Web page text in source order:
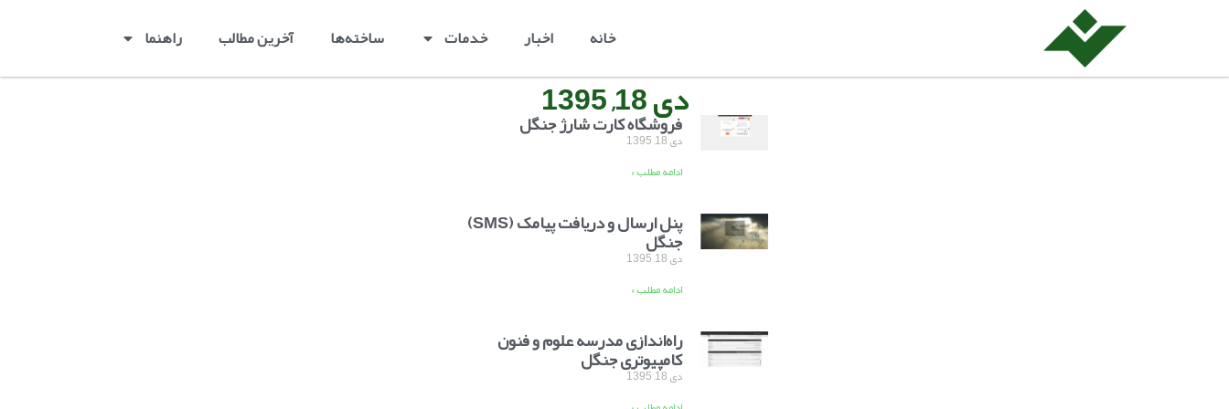
خانه اخبار خدمات ساخته‌ها آخرین مطالب راهنما
دی 18, 1395
فروشگاه کارت شارژ جنگل
دی 18, 1395
ادامه مطلب »
پنل ارسال و دریافت پیامک (SMS)
جنگل
دی 18, 1395
ادامه مطلب »
راه‌اندازی مدرسه علوم و فنون
کامپیوتری جنگل
دی 18, 1395